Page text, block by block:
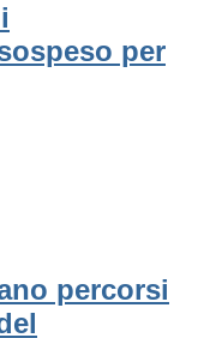
per
percorsi